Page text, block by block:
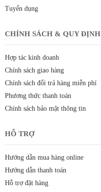
Tuyển dụng
CHÍNH SÁCH & QUY ĐỊNH
Hợp tác kinh doanh
Chính sách giao hàng
Chính sách đổi trả hàng miễn phí
Phương thức thanh toán
Chính sách bảo mật thông tin
HỖ TRỢ
Hướng dẫn mua hàng online
Hướng dẫn thanh toán
Hỗ trợ đặt hàng